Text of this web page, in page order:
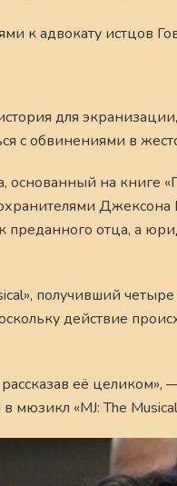
к адвокату истцов
для экранизации,
с обвинениями в
основанный на книге
преданного отца, а
получивший
действие
рассказав её
мюзикл «MJ: The